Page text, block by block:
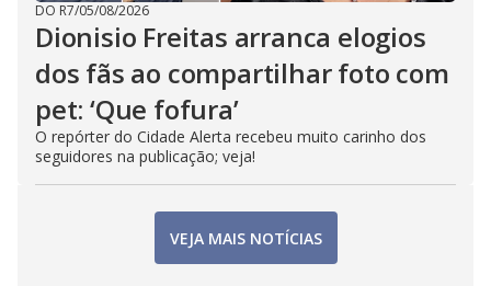
DO R7/05/08/2026
Dionisio Freitas arranca elogios
dos fãs ao compartilhar foto com
pet: ‘Que fofura’
O repórter do Cidade Alerta recebeu muito carinho dos
seguidores na publicação; veja!
VEJA MAIS NOTÍCIAS